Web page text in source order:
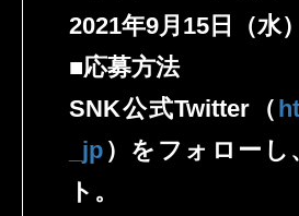
2021年9月15日（水
■応募方法
SNK公式Twitter（
_jp ）をフォロー
ト。